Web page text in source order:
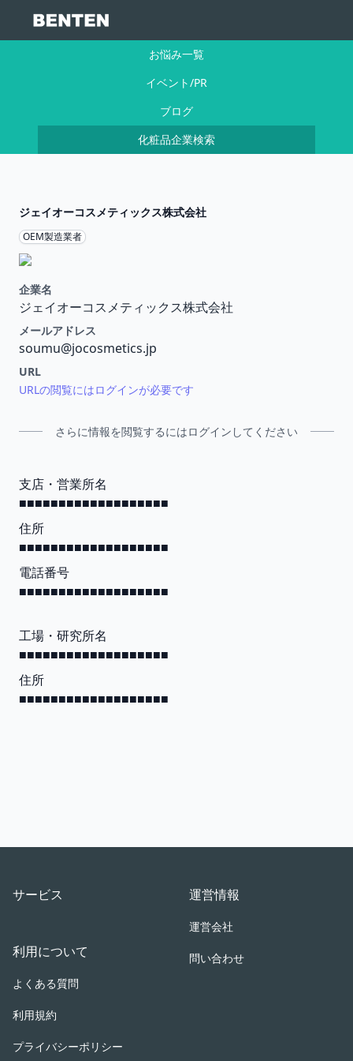
お悩み一覧
イベント/PR
ブログ
化粧品企業検索
ジェイオーコスメティックス株式会社
OEM製造業者
企業名
ジェイオーコスメティックス株式会社
メールアドレス
soumu@jocosmetics.jp
URL
URLの閲覧にはログインが必要です
さらに情報を閲覧するにはログインしてください
支店・営業所名
■■■■■■■■■■■■■■■■■■■
住所
■■■■■■■■■■■■■■■■■■■
電話番号
■■■■■■■■■■■■■■■■■■■
工場・研究所名
■■■■■■■■■■■■■■■■■■■
住所
■■■■■■■■■■■■■■■■■■■
サービス
利用について
よくある質問
利用規約
プライバシーポリシー
運営情報
運営会社
問い合わせ